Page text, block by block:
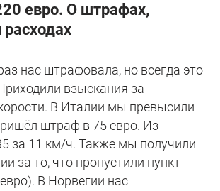
евро. О штрафах,
расходах
нас штрафовала, но всегда это
взыскания за
В Италии мы превысили
штраф в 75 евро. Из
за 11 км/ч. Также мы получили
за то, что пропустили пункт
В Норвегии нас